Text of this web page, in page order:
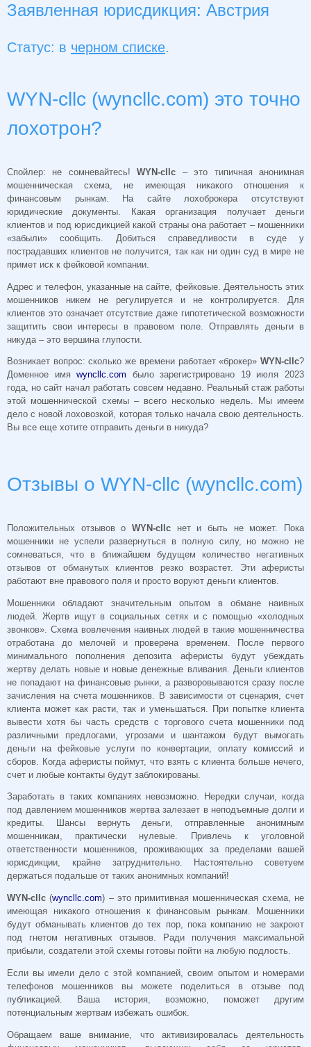
Заявленная юрисдикция: Австрия
Статус: в черном списке.
WYN-cllc (wyncllc.com) это точно
лохотрон?
Спойлер: не сомневайтесь!WYN-cllc – это типичная анонимная
мошенническая схема, не имеющая никакого отношения к
финансовым рынкам. На сайте лохоброкера отсутствуют
юридические документы. Какая организация получает деньги
клиентов и под юрисдикцией какой страны она работает – мошенники
«забыли» сообщить. Добиться справедливости в суде у
пострадавших клиентов не получится, так как ни один суд в мире не
примет иск к фейковой компании.
Адрес и телефон, указанные на сайте, фейковые. Деятельность этих
мошенников никем не регулируется и не контролируется. Для
клиентов это означает отсутствие даже гипотетической возможности
защитить свои интересы в правовом поле. Отправлять деньги в
никуда – это вершина глупости.
Возникает вопрос: сколько же времени работает «брокер» WYN-cllc?
Доменное имяwyncllc.com было зарегистрировано 19 июля 2023
года, но сайт начал работать совсем недавно. Реальный стаж работы
этой мошеннической схемы – всего несколько недель. Мы имеем
дело с новой лоховозкой, которая только начала свою деятельность.
Вы все еще хотите отправить деньги в никуда?
Отзывы о WYN-cllc (wyncllc.com)
Положительных отзывов о WYN-cllc нет и быть не может. Пока
мошенники не успели развернуться в полную силу, но можно не
сомневаться, что в ближайшем будущем количество негативных
отзывов от обманутых клиентов резко возрастет. Эти аферисты
работают вне правового поля и просто воруют деньги клиентов.
Мошенники обладают значительным опытом в обмане наивных
людей. Жертв ищут в социальных сетях и с помощью «холодных
звонков». Схема вовлечения наивных людей в такие мошенничества
отработана до мелочей и проверена временем. После первого
минимального пополнения депозита аферисты будут убеждать
жертву делать новые и новые денежные вливания. Деньги клиентов
не попадают на финансовые рынки, а разворовываются сразу после
зачисления на счета мошенников. В зависимости от сценария, счет
клиента может как расти, так и уменьшаться. При попытке клиента
вывести хотя бы часть средств с торгового счета мошенники под
различными предлогами, угрозами и шантажом будут вымогать
деньги на фейковые услуги по конвертации, оплату комиссий и
сборов. Когда аферисты поймут, что взять с клиента больше нечего,
счет и любые контакты будут заблокированы.
Заработать в таких компаниях невозможно. Нередки случаи, когда
под давлением мошенников жертва залезает в неподъемные долги и
кредиты. Шансы вернуть деньги, отправленные анонимным
мошенникам, практически нулевые. Привлечь к уголовной
ответственности мошенников, проживающих за пределами вашей
юрисдикции, крайне затруднительно. Настоятельно советуем
держаться подальше от таких анонимных компаний!
WYN-cllc (wyncllc.com) – это примитивная мошенническая схема, не
имеющая никакого отношения к финансовым рынкам. Мошенники
будут обманывать клиентов до тех пор, пока компанию не закроют
под гнетом негативных отзывов. Ради получения максимальной
прибыли, создатели этой схемы готовы пойти на любую подлость.
Если вы имели дело с этой компанией, своим опытом и номерами
телефонов мошенников вы можете поделиться в отзыве под
публикацией. Ваша история, возможно, поможет другим
потенциальным жертвам избежать ошибок.
Обращаем ваше внимание, что активизировалась деятельность